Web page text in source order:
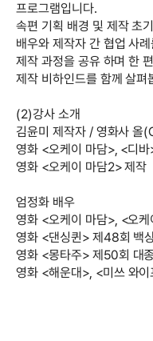
프로그램입니다.
속편 기획 배경 및 제작 초
배우와 제작자 간 협업 사
제작 과정을 공유 하며 한
제작 비하인드를 함께 살펴
(2)강사 소개
김윤미 제작자 / 영화사 올
영화 <오케이 마담>, <디
영화 <오케이 마담2> 제작
엄정화 배우
영화 <오케이 마담>, <오
영화 <댄싱퀸> 제48회 백
영화 <몽타주> 제50회 대
영화 <해운대>, <미쓰 와